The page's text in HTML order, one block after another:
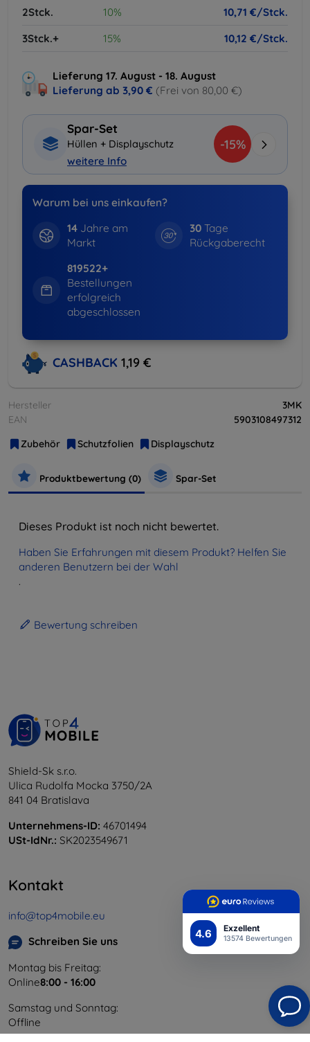
4.6 Exzellent
13574 Bewertungen
2Stck. 10%
10,71 €/Stck.
3Stck.+
15% 10,12 €/Stck.
Lieferung 17. August - 18. August
Lieferung ab 3,90 € (Frei von 80,00 €)
Spar-Set
Hüllen + Displayschutz
weitere Info
-15%
Warum bei uns einkaufen?
14Jahre am
Markt
30 Tage
Rückgaberecht
819522+
Bestellungen
erfolgreich
abgeschlossen
CASHBACK 1,19 €
Hersteller
3MK
EAN
5903108497312
Zubehör
Schutzfolien Displayschutz
Produktbewertung (0) Spar-Set
Dieses Produkt ist noch nicht bewertet.
Haben Sie Erfahrungen mit diesem Produkt? Helfen Sie
anderen Benutzern bei der Wahl
.
Bewertung schreiben
Shield-Sk s.r.o.
Ulica Rudolfa Mocka 3750/2A
841 04 Bratislava
Unternehmens-ID: 46701494
USt-IdNr.: SK2023549671
Kontakt
info@top4mobile.eu
Schreiben Sie uns
Montag bis Freitag:
Online8:00 - 16:00
Samstag und Sonntag:
Offline